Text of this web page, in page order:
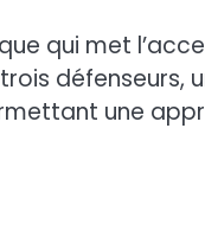
qui met
défenseurs,
une